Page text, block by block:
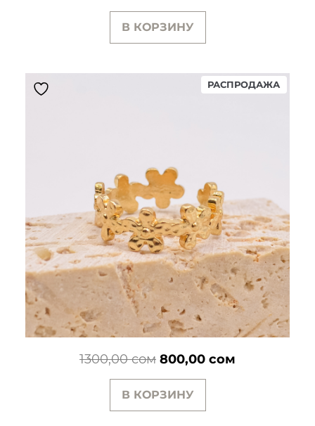
цена
составляла
В КОРЗИНУ
РАСПРОДАЖА
ТОВАР
1300,00сом Первоначальная
цена
составляла
800,00 сом
В КОРЗИНУ